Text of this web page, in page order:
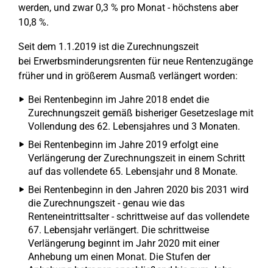
werden, und zwar 0,3 % pro Monat - höchstens aber
10,8 %.
Seit dem 1.1.2019 ist die Zurechnungszeit
bei Erwerbsminderungsrenten für neue Rentenzugänge
früher und in größerem Ausmaß verlängert worden:
Bei Rentenbeginn im Jahre 2018 endet die
Zurechnungszeit gemäß bisheriger Gesetzeslage mit
Vollendung des 62. Lebensjahres und 3 Monaten.
Bei Rentenbeginn im Jahre 2019 erfolgt eine
Verlängerung der Zurechnungszeit in einem Schritt
auf das vollendete 65. Lebensjahr und 8 Monate.
Bei Rentenbeginn in den Jahren 2020 bis 2031 wird
die Zurechnungszeit - genau wie das
Renteneintrittsalter - schrittweise auf das vollendete
67. Lebensjahr verlängert. Die schrittweise
Verlängerung beginnt im Jahr 2020 mit einer
Anhebung um einen Monat. Die Stufen der